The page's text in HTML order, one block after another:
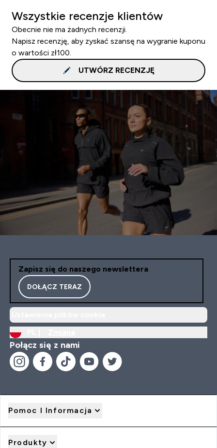
Wszystkie recenzje klientów
Obecnie nie ma żadnych recenzji.
Napisz recenzję, aby zyskać szansę na wygranie kuponu
o wartości zł100.
UTWÓRZ RECENZJĘ
Zapisz się do naszego newslettera
DOŁĄCZ TERAZ
Połącz się z nami
Pomoc I Informacja
Produkty